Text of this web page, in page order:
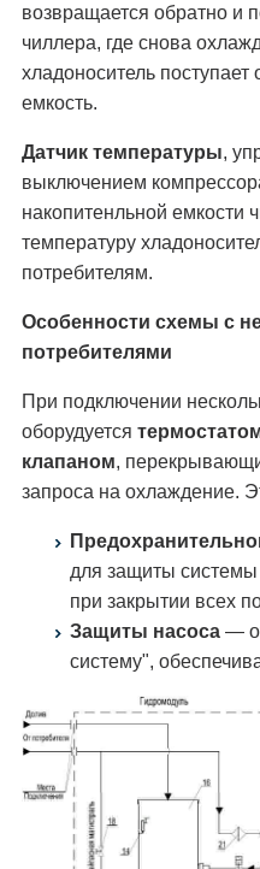
возвращается обратно и
чиллера, где снова
хладоноситель
емкость.
Датчик температуры,
выключением
накопитенльной емкости
температуру
потребителям.
Особенности схемы с
потребителями
При подключении
оборудуется
клапаном,
запроса на охлаждение.
для защиты
при закрытии всех
Защиты насоса —
систему",